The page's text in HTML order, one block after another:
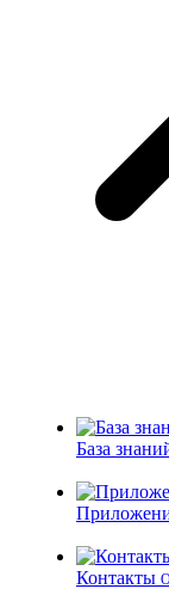
База
Контакты